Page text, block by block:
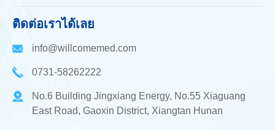
ติดต่อเราได้เลย
info@willcomemed.com
0731-58262222
No.6 Building Jingxiang Energy, No.55 Xiaguang
East Road, Gaoxin District, Xiangtan Hunan